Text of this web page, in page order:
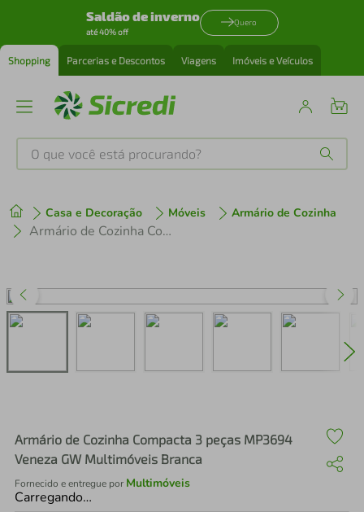
Saldão de inverno
até 40% off
Quero
Shopping Parcerias e Descontos Viagens Imóveis e Veículos
O que você está procurando?
Casa e Decoração Móveis Armário de Cozinha
Armário de Cozinha Compacta 3 peças MP3694 Veneza GW Multimóveis Branca
Armário de Cozinha Compacta 3 peças MP3694
Veneza GW Multimóveis Branca
Fornecido e entregue por Multimóveis
Carregando…
1º tenis
perfume